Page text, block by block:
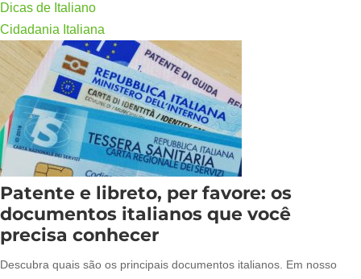
Dicas de Italiano
Cidadania Italiana
Patente e libreto, per favore: os
documentos italianos que você
precisa conhecer
Descubra quais são os principais documentos italianos. Em nosso